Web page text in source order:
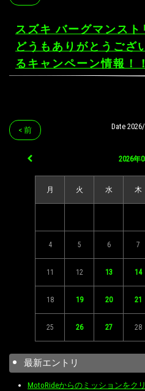
スズキ バーグマンスト
どうもありがとうござ
るキャンペーン情報！！
< 前 Date
2026年
月 火 水 木
4 5 6 7
11 12 13 14
18 19 20 21
25 26 27 28
最新エントリ
MotoRideからのミッションをク